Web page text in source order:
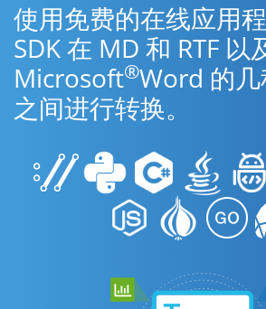
使用免费的在线应用
SDK 在 MD 和 RTF 以
Microsoft®Word 的
之间进行转换。